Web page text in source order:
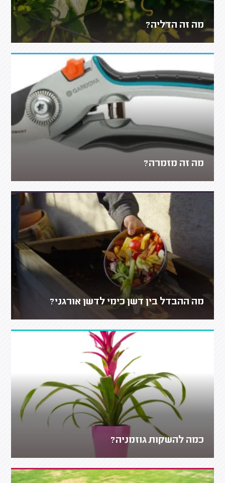
מה זה הדליה?
מה זה מזמרה?
מה ההבדל בין דשן כימי לדשן אורגני?
כמה להשקות גוזמניה?